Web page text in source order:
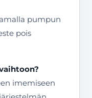
pumpun
pois
imemiseen